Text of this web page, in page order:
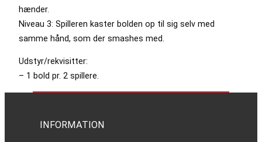
hænder.
Niveau 3: Spilleren kaster bolden op til sig selv med
samme hånd, som der smashes med.
Udstyr/rekvisitter:
– 1 bold pr. 2 spillere.
INFORMATION